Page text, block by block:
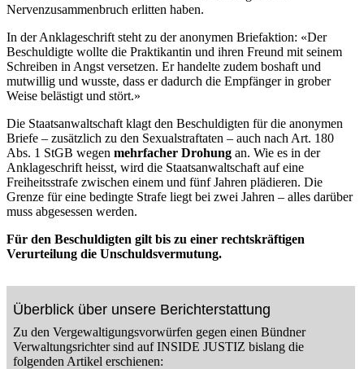
Nervenzusammenbruch erlitten haben.
In der Anklageschrift steht zu der anonymen Briefaktion: «Der
Beschuldigte wollte die Praktikantin und ihren Freund mit seinem
Schreiben in Angst versetzen. Er handelte zudem boshaft und
mutwillig und wusste, dass er dadurch die Empfänger in grober
Weise belästigt und stört.»
Die Staatsanwaltschaft klagt den Beschuldigten für die anonymen
Briefe – zusätzlich zu den Sexualstraftaten – auch nach Art. 180
Abs. 1 StGB wegen mehrfacher Drohung an. Wie es in der
Anklageschrift heisst, wird die Staatsanwaltschaft auf eine
Freiheitsstrafe zwischen einem und fünf Jahren plädieren. Die
Grenze für eine bedingte Strafe liegt bei zwei Jahren – alles darüber
muss abgesessen werden.
Für den Beschuldigten gilt bis zu einer rechtskräftigen
Verurteilung die Unschuldsvermutung.
Überblick über unsere Berichterstattung
Zu den Vergewaltigungsvorwürfen gegen einen Bündner
Verwaltungsrichter sind auf INSIDE JUSTIZ bislang die
folgenden Artikel erschienen: